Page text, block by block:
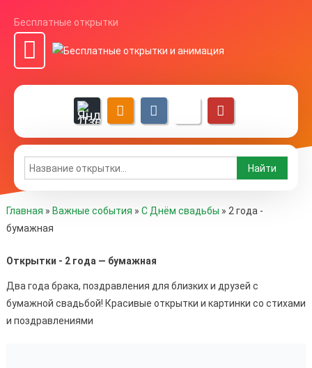
Бесплатные открытки
Главная » Важные события » С Днём свадьбы » 2 года -
бумажная
Открытки - 2 года — бумажная
Два года брака, поздравления для близких и друзей с
бумажной свадьбой! Красивые открытки и картинки со стихами
и поздравлениями